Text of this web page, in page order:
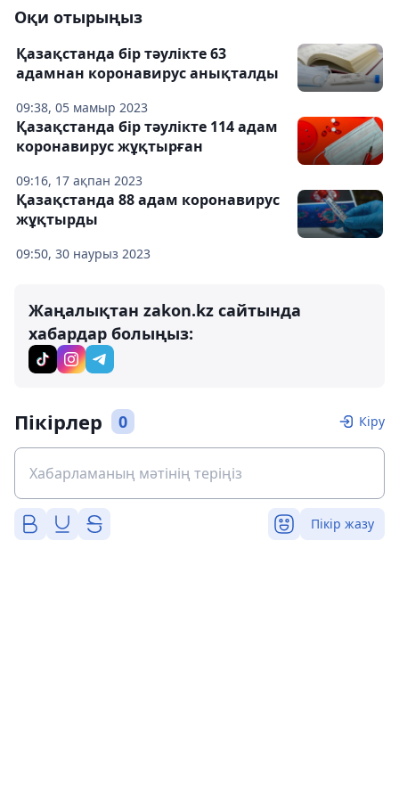
Оқи отырыңыз
09:38, 05 мамыр 2023
Қазақстанда бір тәулікте 63
адамнан коронавирус анықталды
09:16, 17 ақпан 2023
Қазақстанда бір тәулікте 114 адам
коронавирус жұқтырған
09:50, 30 наурыз 2023
Қазақстанда 88 адам коронавирус
жұқтырды
Жаңалықтан zakon.kz сайтында
хабардар болыңыз:
Пікірлер 0 Кіру
Пікір жазу